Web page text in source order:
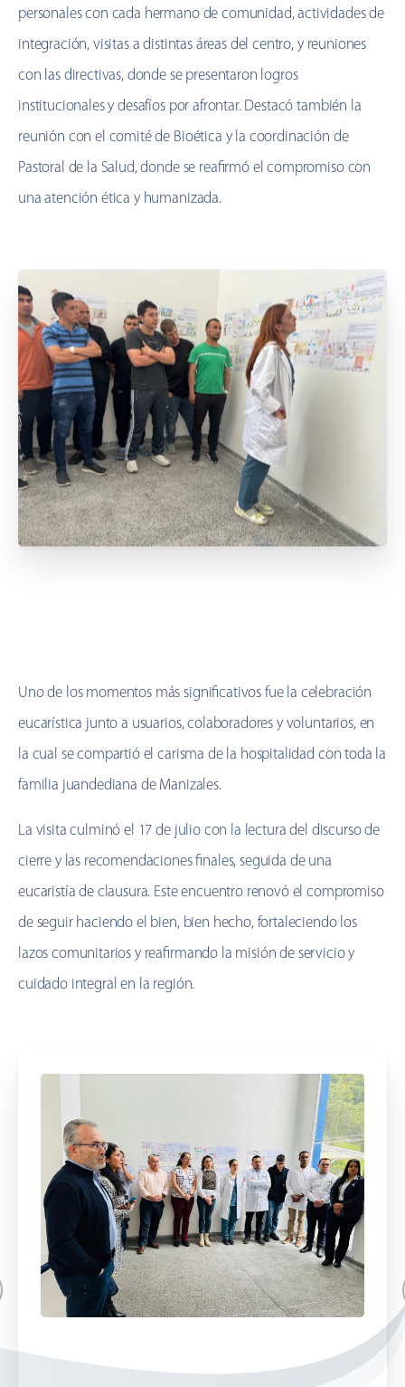
personales con cada hermano de comunidad, actividades de
integración, visitas a distintas áreas del centro, y reuniones
con las directivas, donde se presentaron logros
institucionales y desafíos por afrontar. Destacó también la
reunión con el comité de Bioética y la coordinación de
Pastoral de la Salud, donde se reafirmó el compromiso con
una atención ética y humanizada.
Uno de los momentos más significativos fue la celebración
eucarística junto a usuarios, colaboradores y voluntarios, en
la cual se compartió el carisma de la hospitalidad con toda la
familia juandediana de Manizales.
La visita culminó el 17 de julio con la lectura del discurso de
cierre y las recomendaciones finales, seguida de una
eucaristía de clausura. Este encuentro renovó el compromiso
de seguir haciendo el bien, bien hecho, fortaleciendo los
lazos comunitarios y reafirmando la misión de servicio y
cuidado integral en la región.